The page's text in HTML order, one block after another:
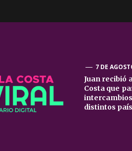
La
Costa
7 DE
Juan recibió
Costa que
distintos